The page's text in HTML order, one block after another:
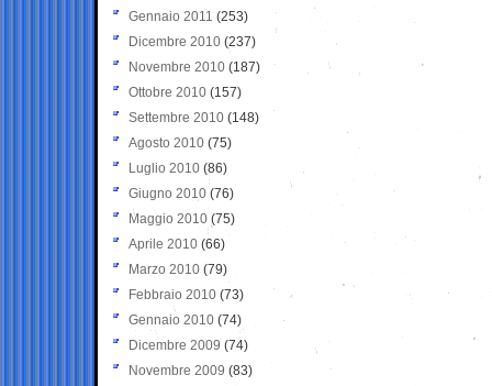
Gennaio 2011 (253)
Dicembre 2010 (237)
Novembre 2010 (187)
Ottobre 2010 (157)
Settembre 2010 (148)
Agosto 2010 (75)
Luglio 2010 (86)
Giugno 2010 (76)
Maggio 2010 (75)
Aprile 2010 (66)
Marzo 2010 (79)
Febbraio 2010 (73)
Gennaio 2010 (74)
Dicembre 2009 (74)
Novembre 2009 (83)